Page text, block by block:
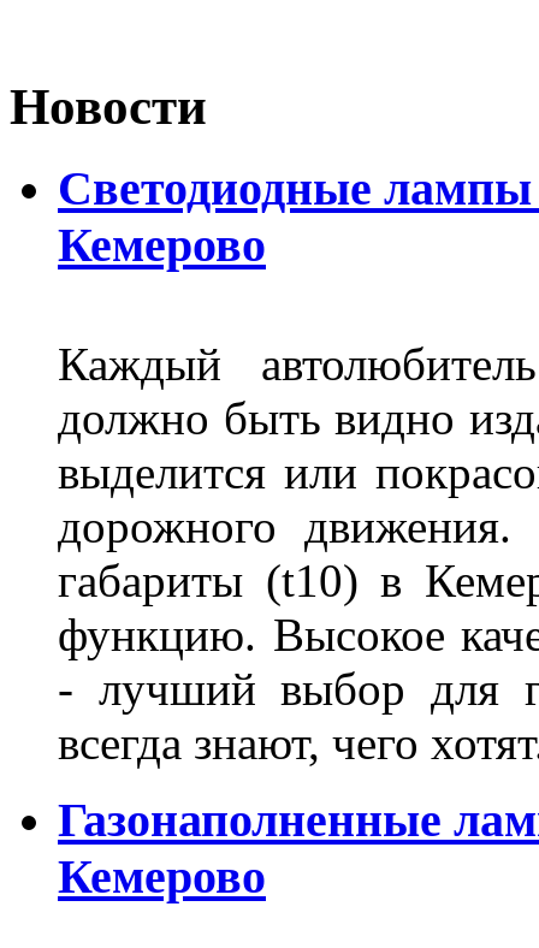
Новости
Светодиодные
Кемерово
Каждый
должно быть видно
выделится или
дорожного
габариты (t10) в
функцию. Высокое
- лучший выбор для
всегда знают, чего
Газонаполненные
Кемерово